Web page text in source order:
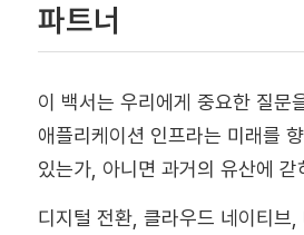
파트너
이 백서는 우리에게 중요한 질문
애플리케이션 인프라는 미래를
있는가, 아니면 과거의 유산에 갇
디지털 전환, 클라우드 네이티브,